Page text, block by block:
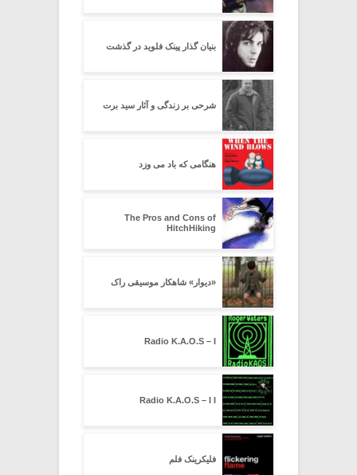
بنیان گذار پینک فلوید در گذشت
شرحی بر زندگی و آثار سید برت
هنگامی که باد می وزد
The Pros and Cons of
HitchHiking
«دیوار» شاهکار موسیقی راک
Radio K.A.O.S – I
Radio K.A.O.S – I I
فلیکرینک فلم